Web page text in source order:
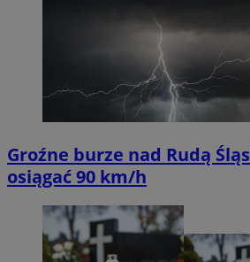
Groźne burze nad Rudą
osiągać 90 km/h